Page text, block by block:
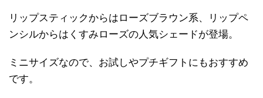
リップスティックからはローズブラウン系、リップペ
ンシルからはくすみローズの人気シェードが登場。
ミニサイズなので、お試しやプチギフトにもおすすめ
です。